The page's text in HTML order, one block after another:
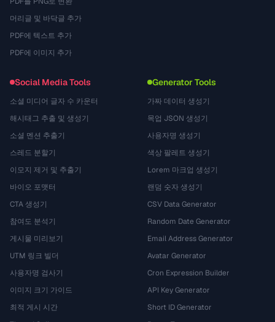
머리글 및 바닥글 추가
PDF에 텍스트 추가
PDF에 이미지 추가
Social Media Tools
소셜 미디어 글자 수 카운터
해시태그 추출 및 생성기
소셜 멘션 추출기
스레드 분할기
이모지 제거 및 추출기
바이오 포맷터
CTA 생성기
참여도 분석기
게시물 미리보기
UTM 링크 빌더
사용자명 검사기
이미지 크기 가이드
최적 게시 시간
Generator Tools
가짜 데이터 생성기
목업 JSON 생성기
사용자명 생성기
색상 팔레트 생성기
Lorem 마크업 생성기
랜덤 숫자 생성기
CSV Data Generator
Random Date Generator
Email Address Generator
Avatar Generator
Cron Expression Builder
API Key Generator
Short ID Generator